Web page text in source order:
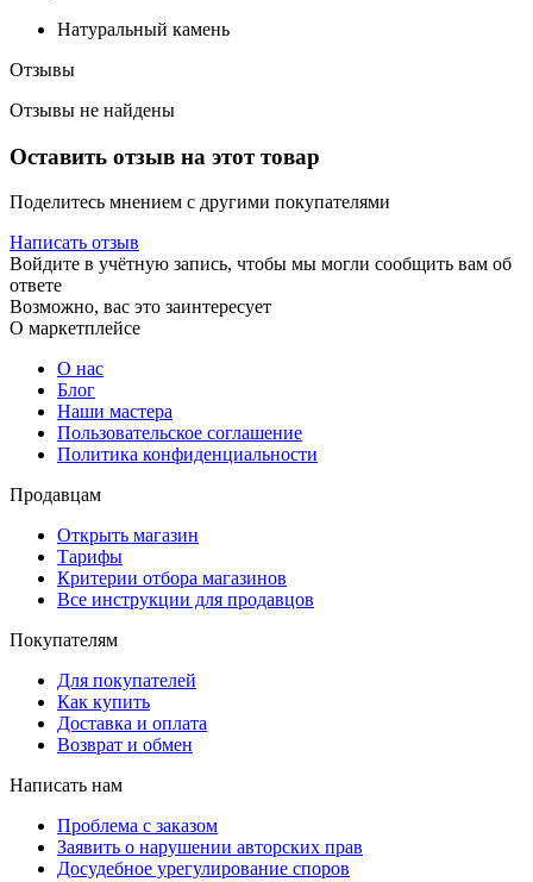
Натуральный камень
Отзывы
Отзывы не найдены
Оставить отзыв на этот товар
Поделитесь мнением с другими покупателями
Написать отзыв
Войдите в учётную запись, чтобы мы могли сообщить вам об
ответе
Возможно, вас это заинтересует
О маркетплейсе
О нас
Блог
Наши мастера
Пользовательское соглашение
Политика конфиденциальности
Продавцам
Открыть магазин
Тарифы
Критерии отбора магазинов
Все инструкции для продавцов
Покупателям
Для покупателей
Как купить
Доставка и оплата
Возврат и обмен
Написать нам
Проблема с заказом
Заявить о нарушении авторских прав
Досудебное урегулирование споров